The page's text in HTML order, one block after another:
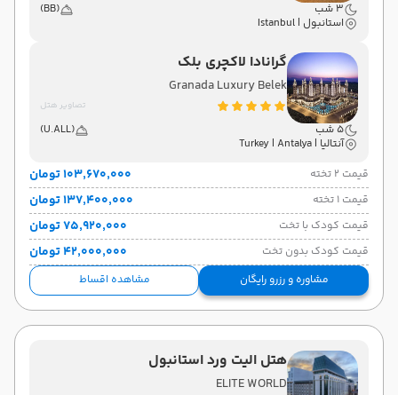
3 شب
(BB)
استانبول | Istanbul
گرانادا لاکچری بلک
Granada Luxury Belek
تصاویر هتل
5 شب
(U.ALL)
آنتالیا | Turkey | Antalya
قیمت 2 تخته
۱۰۳٬۶۷۰٬۰۰۰ تومان
قیمت 1 تخته ۱۳۷٬۴۰۰٬۰۰۰ تومان
قیمت کودک با تخت ۷۵٬۹۲۰٬۰۰۰ تومان
قیمت کودک بدون تخت ۴۲٬۰۰۰٬۰۰۰ تومان
مشاوره و رزرو رایگان مشاهده اقساط
هتل الیت ورد استانبول
ELITE WORLD